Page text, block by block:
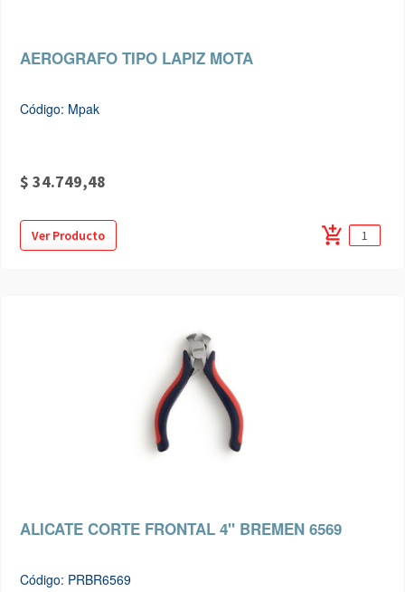
AEROGRAFO TIPO LAPIZ MOTA
Código: Mpak
$ 34.749,48
Ver Producto add_shopping_cart
ALICATE CORTE FRONTAL 4" BREMEN 6569
Código: PRBR6569